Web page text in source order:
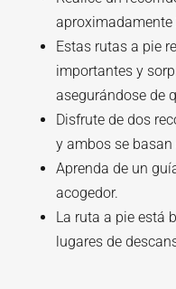
aproximadamente
Estas rutas a pie
importantes y
asegurándose de
Disfrute de dos
y ambos se
Aprenda de un
acogedor.
La ruta a pie está
lugares de